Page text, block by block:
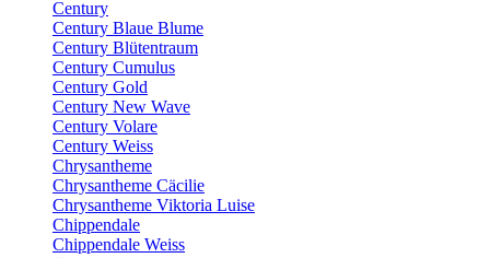
Century
Century Blaue Blume
Century Blütentraum
Century Cumulus
Century Gold
Century New Wave
Century Volare
Century Weiss
Chrysantheme
Chrysantheme Cäcilie
Chrysantheme Viktoria Luise
Chippendale
Chippendale Weiss